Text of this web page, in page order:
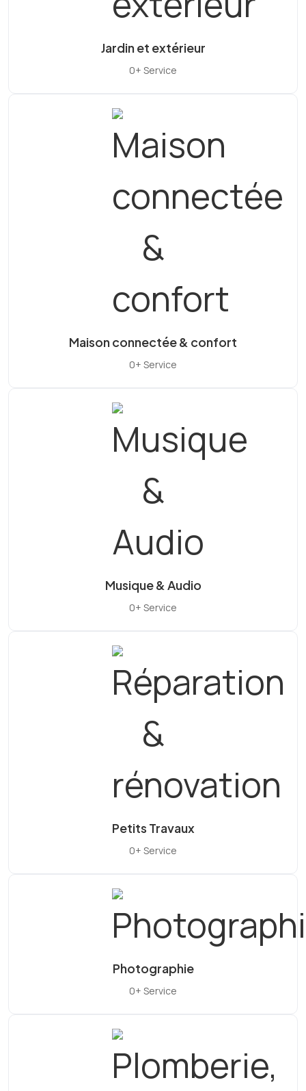
Jardin et extérieur
0+ Service
Maison connectée & confort
0+ Service
Musique & Audio
0+ Service
Petits Travaux
0+ Service
Photographie
0+ Service